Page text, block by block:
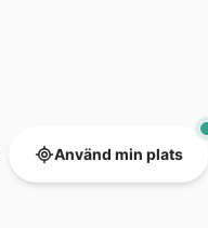
Använd min plats